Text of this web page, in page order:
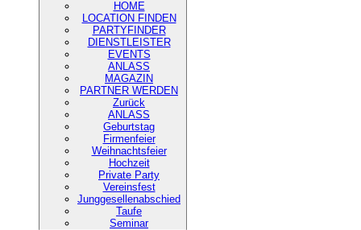
HOME
LOCATION FINDEN
PARTYFINDER
DIENSTLEISTER
EVENTS
ANLASS
MAGAZIN
PARTNER WERDEN
Zurück
ANLASS
Geburtstag
Firmenfeier
Weihnachtsfeier
Hochzeit
Private Party
Vereinsfest
Junggesellenabschied
Taufe
Seminar